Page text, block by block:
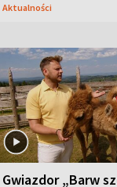
Aktualności
Gwiazdor „Barw